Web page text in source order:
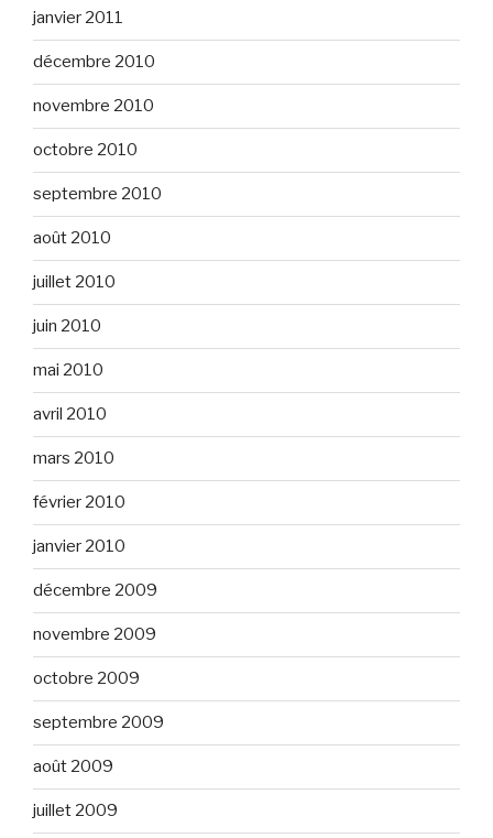
janvier 2011
décembre 2010
novembre 2010
octobre 2010
septembre 2010
août 2010
juillet 2010
juin 2010
mai 2010
avril 2010
mars 2010
février 2010
janvier 2010
décembre 2009
novembre 2009
octobre 2009
septembre 2009
août 2009
juillet 2009